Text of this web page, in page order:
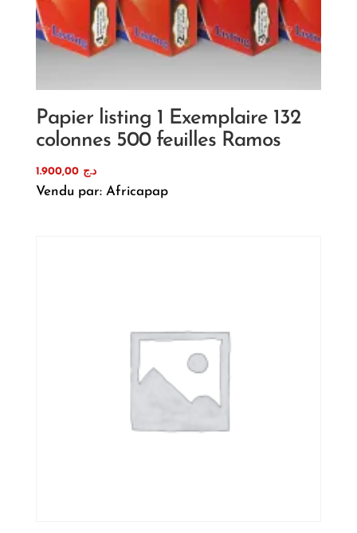
Papier listing 1 Exemplaire 132
colonnes 500 feuilles Ramos
د.ج 1.900,00
Vendu par: Africapap